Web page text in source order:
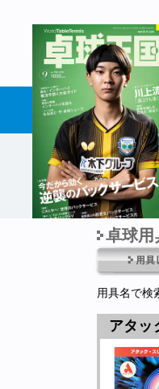
1970年1月01日 発売卓球用
用具名で検
アタッ